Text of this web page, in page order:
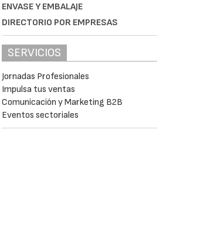
ENVASE Y EMBALAJE
DIRECTORIO POR EMPRESAS
SERVICIOS
Jornadas Profesionales
Impulsa tus ventas
Comunicación y Marketing B2B
Eventos sectoriales